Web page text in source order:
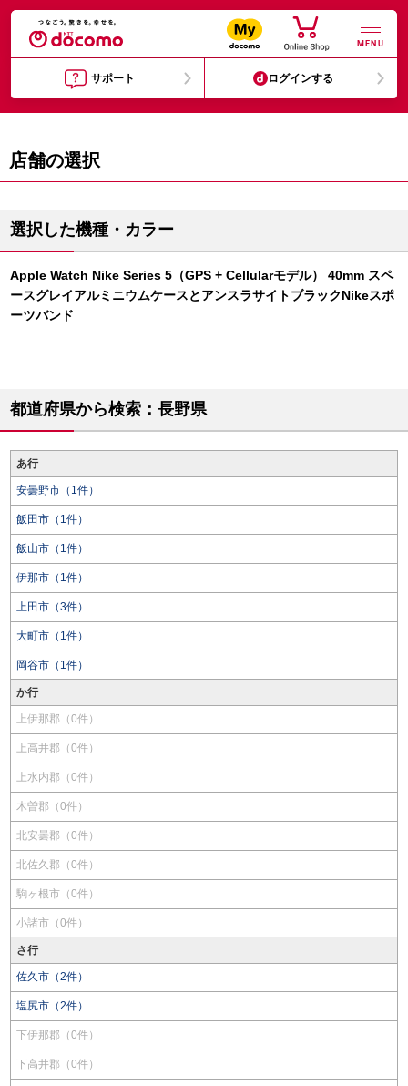
MENU
サポート ログインする
店舗の選択
選択した機種・カラー
Apple Watch Nike Series 5（GPS + Cellularモデル） 40mm スペ
ースグレイアルミニウムケースとアンスラサイトブラックNikeスポ
ーツバンド
都道府県から検索：長野県
あ行
安曇野市（1件）
飯田市（1件）
飯山市（1件）
伊那市（1件）
上田市（3件）
大町市（1件）
岡谷市（1件）
か行
上伊那郡（0件）
上高井郡（0件）
上水内郡（0件）
木曽郡（0件）
北安曇郡（0件）
北佐久郡（0件）
駒ヶ根市（0件）
小諸市（0件）
さ行
佐久市（2件）
塩尻市（2件）
下伊那郡（0件）
下高井郡（0件）